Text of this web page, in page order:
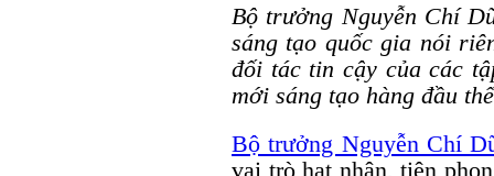
Bộ trưởng Nguyễn Chí
sáng tạo quốc gia nói
đối tác tin cậy của các
mới sáng tạo hàng đầu
Bộ trưởng Nguyễn Chí
vai trò hạt nhân, tiên